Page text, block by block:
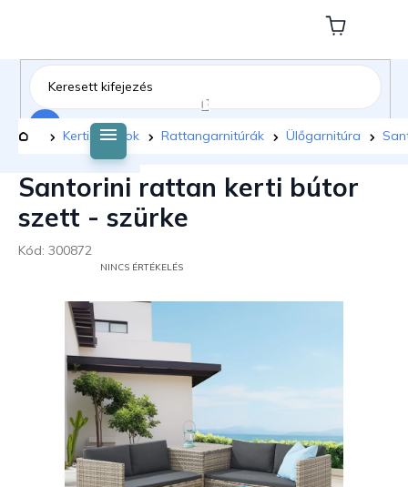
tartalomhoz
Kosár
Kezdőlap
Kerti bútorok Rattangarnitúrák Ülőgarnitúra
Santorini rattan kerti bútor
szett - szürke
Kód: 300872
ÉRTÉKELÉSE
CSILLAG.
NINCS ÉRTÉKELÉS